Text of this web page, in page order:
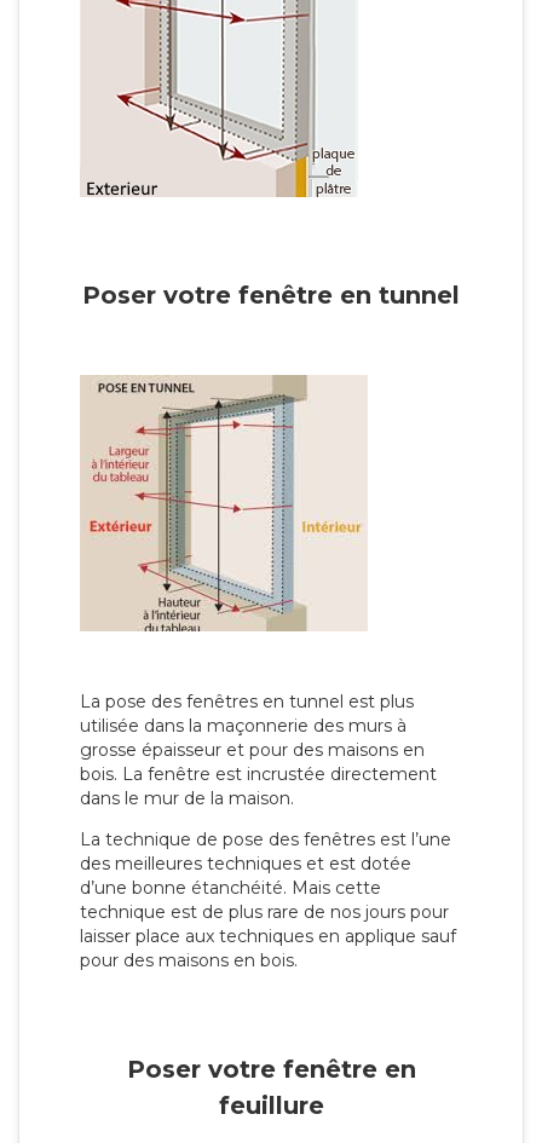
Poser votre fenêtre en tunnel
La pose des fenêtres en tunnel est plus
utilisée dans la maçonnerie des murs à
grosse épaisseur et pour des maisons en
bois. La fenêtre est incrustée directement
dans le mur de la maison.
La technique de pose des fenêtres est l’une
des meilleures techniques et est dotée
d’une bonne étanchéité. Mais cette
technique est de plus rare de nos jours pour
laisser place aux techniques en applique sauf
pour des maisons en bois.
Poser votre fenêtre en
feuillure